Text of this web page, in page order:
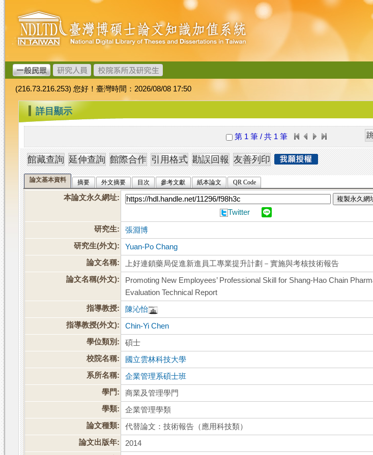
跳
到
主
要
內
容
臺
灣
博
碩
士
論
文
加
值
系
統
(216.73.216.253) 您好！臺灣時間：2026/08/08 17:50
::: 詳目顯示
第 1 筆 / 共 1 筆
論文基本資料 摘要 外文摘要 目次 參考文獻 紙本論文 QR Code
本論文永久網址: 複製永久網
Twitter
研究生:
張淵博
研究生(外文):
Yuan-Po Chang
論文名稱:
上好連鎖藥局促進新進員工專業提升計劃－實施與考核技術報告
論文名稱(外文):
Promoting New Employees’ Professional Skill for Shang-Hao Chain
Evaluation Technical Report
指導教授:
陳沁怡
指導教授(外文):
Chin-Yi Chen
學位類別:
碩士
校院名稱:
國立雲林科技大學
系所名稱:
企業管理系碩士班
學門:
商業及管理學門
學類:
企業管理學類
論文種類:
代替論文：技術報告（應用科技類）
論文出版年:
2014